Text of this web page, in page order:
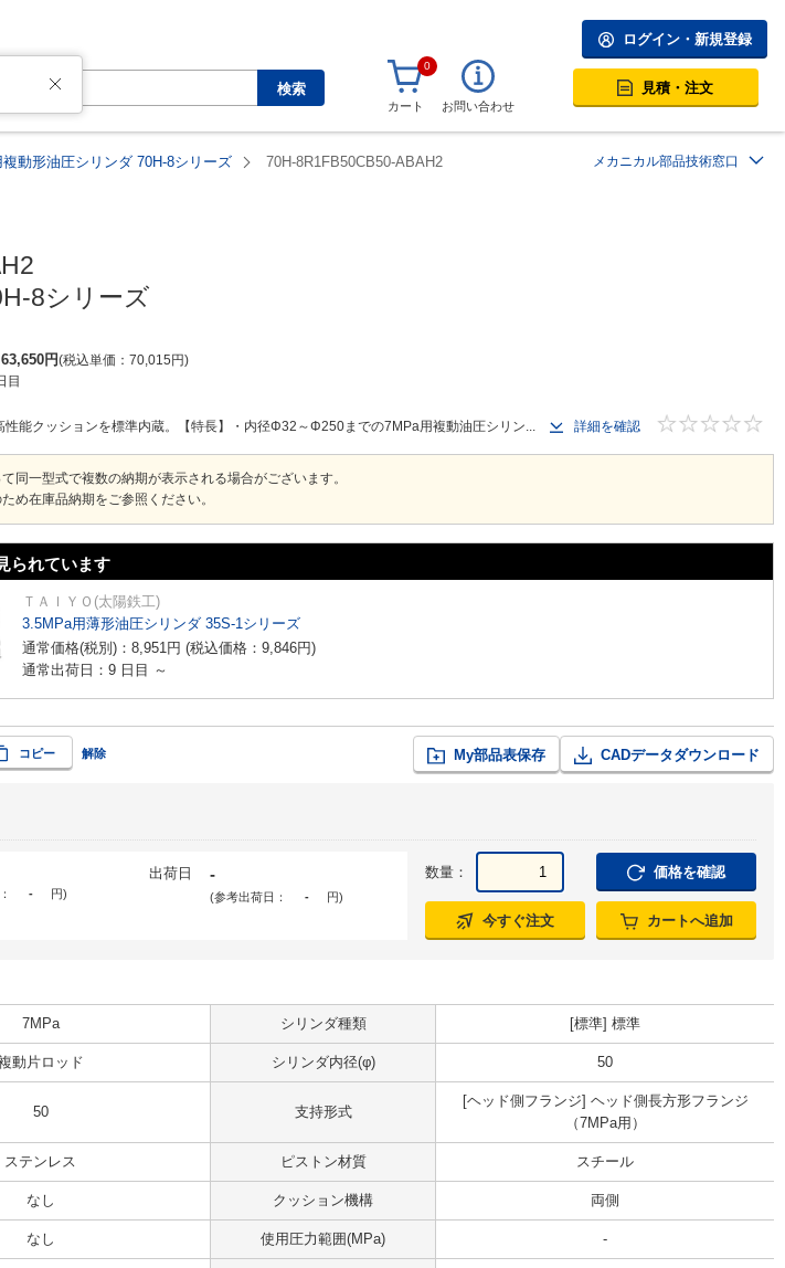
検索
ログイン・新規登録
0
カート お問い合わせ
見積・注文
動形油圧シリンダ 70H-8シリーズ 70H-8R1FB50CB50-ABAH2 メカニカル部品技術窓口
8シリーズ
63,650円 税込単価 70,015円
目
性能クッションを標準内蔵。【特長】・内径Φ32～Φ250までの7MPa用複動油圧シリン... 詳細を確認
同一型式で複数の納期が表示される場合がございます。
め在庫品納期をご参照ください。
られています
ＴＡＩＹＯ(太陽鉄工)
3.5MPa用薄形油圧シリンダ 35S-1シリーズ
通常価格(税別)： 8,951円 (税込価格： 9,846円)
通常出荷日：9 日目 ～
コピー 解除 My部品表保存 CADデータダウンロード
- 円)
出荷日 -
(参考出荷日： - 円)
数量： 価格を確認
今すぐ注文 カートへ追加
7MPa シリンダ種類 [標準] 標準
動片ロッド シリンダ内径(φ) 50
50 支持形式
[ヘッド側フランジ] ヘッド側長方形フランジ
（7MPa用）
ステンレス ピストン材質 スチール
なし クッション機構 両側
なし 使用圧力範囲(MPa) -